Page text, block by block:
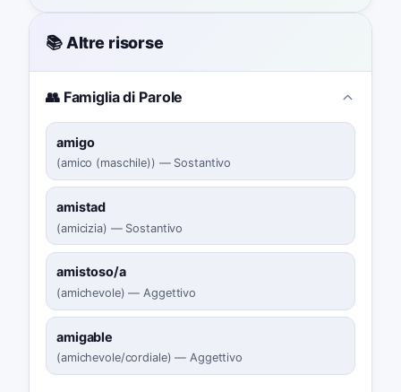
📚 Altre risorse
👥 Famiglia di Parole
amigo
(amico (maschile)) — Sostantivo
amistad
(amicizia) — Sostantivo
amistoso/a
(amichevole) — Aggettivo
amigable
(amichevole/cordiale) — Aggettivo